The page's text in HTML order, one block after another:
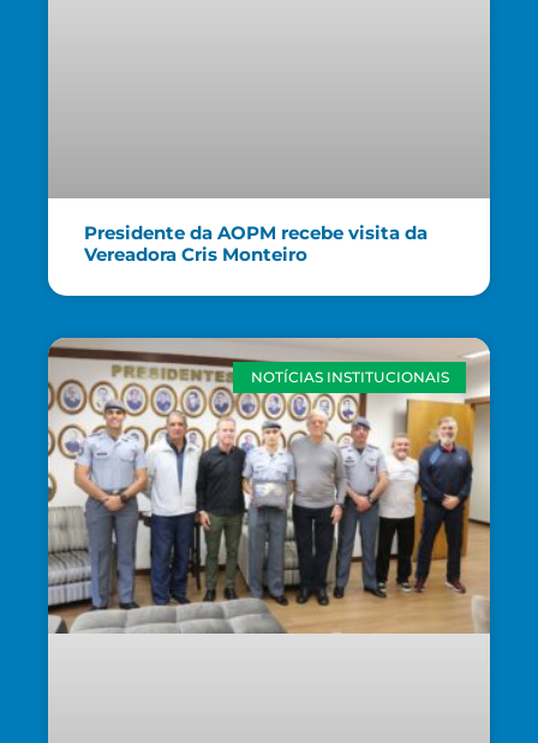
Presidente da AOPM recebe visita da
Vereadora Cris Monteiro
NOTÍCIAS INSTITUCIONAIS